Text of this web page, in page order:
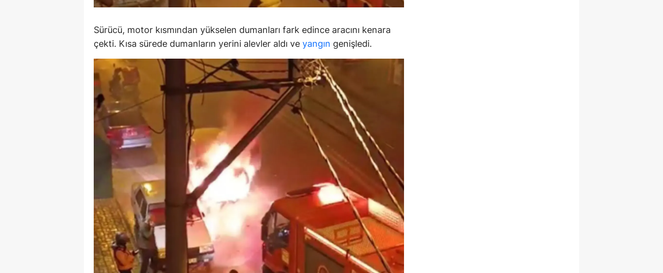
Kocaeli
Konya
Kütahya
Malatya
Manisa
Kahramanmaraş
Mardin
Muğla
Muş
Niğde
Sakarya
Sürücü, motor kısmından yükselen dumanları fark edince aracını kenara
çekti. Kısa sürede dumanların yerini alevler aldı ve yangın genişledi.